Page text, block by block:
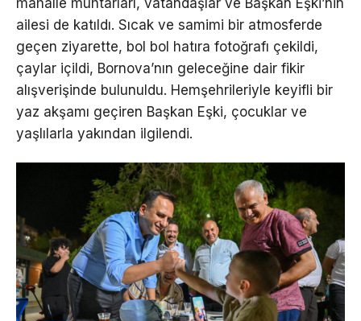
mahalle muhtarları, vatandaşlar ve Başkan Eşki’nin
ailesi de katıldı. Sıcak ve samimi bir atmosferde
geçen ziyarette, bol bol hatıra fotoğrafı çekildi,
çaylar içildi, Bornova’nın geleceğine dair fikir
alışverişinde bulunuldu. Hemşehrileriyle keyifli bir
yaz akşamı geçiren Başkan Eşki, çocuklar ve
yaşlılarla yakından ilgilendi.